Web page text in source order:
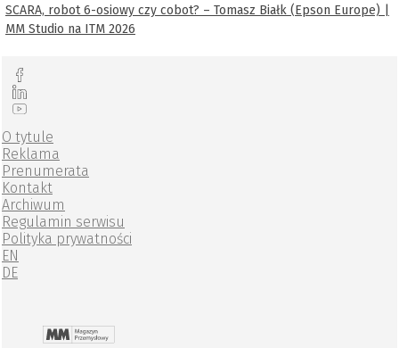
SCARA, robot 6-osiowy czy cobot? – Tomasz Białk (Epson Europe) |
MM Studio na ITM 2026
O tytule
Reklama
Prenumerata
Kontakt
Archiwum
Regulamin serwisu
Polityka prywatności
EN
DE